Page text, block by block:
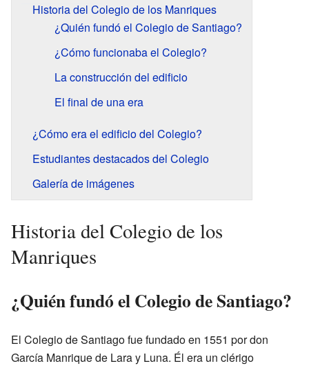
Historia del Colegio de los Manriques
¿Quién fundó el Colegio de Santiago?
¿Cómo funcionaba el Colegio?
La construcción del edificio
El final de una era
¿Cómo era el edificio del Colegio?
Estudiantes destacados del Colegio
Galería de imágenes
Historia del Colegio de los
Manriques
¿Quién fundó el Colegio de Santiago?
El Colegio de Santiago fue fundado en 1551 por don
García Manrique de Lara y Luna. Él era un clérigo